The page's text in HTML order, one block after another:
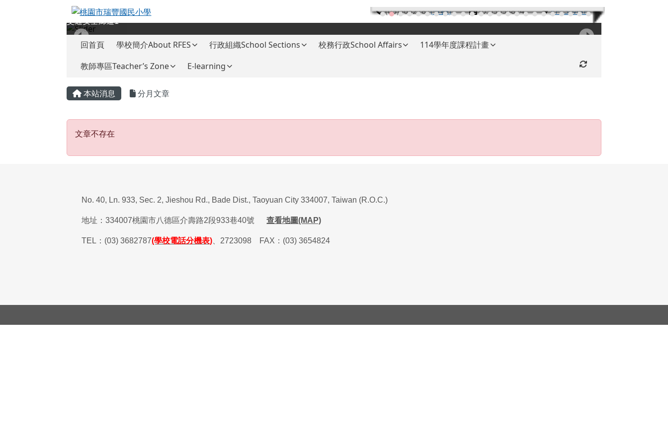
桃園市瑞豐國民小學 (03)3682787(分機) (03)3654824 RFES-MAP
交通安全廊道1
回首頁 學校簡介About RFES 行政組織School Sections 校務行政School Affairs
114學年度課程計畫
教師專區Teacher’s Zone
E-learning 重新取得佈景設定
主內容區域
本站消息 分月文章
文章不存在
文章不存在
No. 40, Ln. 933, Sec. 2, Jieshou Rd., Bade Dist., Taoyuan City 334007, Taiwan (R.O.C.)
地址：334007桃園市八德區介壽路2段933巷40號 查看地圖(MAP)
TEL ： (03) 3682787(學校電話分機表) 2723098 FAX ： (03) 3654824